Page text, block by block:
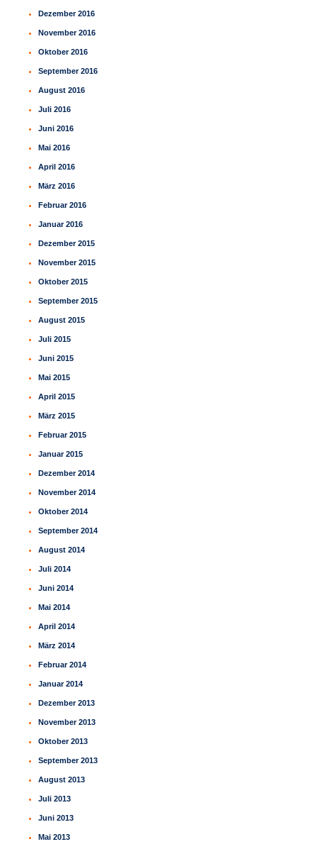
Dezember 2016
November 2016
Oktober 2016
September 2016
August 2016
Juli 2016
Juni 2016
Mai 2016
April 2016
März 2016
Februar 2016
Januar 2016
Dezember 2015
November 2015
Oktober 2015
September 2015
August 2015
Juli 2015
Juni 2015
Mai 2015
April 2015
März 2015
Februar 2015
Januar 2015
Dezember 2014
November 2014
Oktober 2014
September 2014
August 2014
Juli 2014
Juni 2014
Mai 2014
April 2014
März 2014
Februar 2014
Januar 2014
Dezember 2013
November 2013
Oktober 2013
September 2013
August 2013
Juli 2013
Juni 2013
Mai 2013